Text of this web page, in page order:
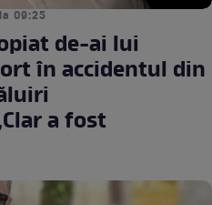
09:25
de-ai lui
în accidentul din
a fost